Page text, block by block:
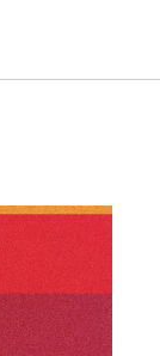
Vernisajul expoziției
colective Bucureşti